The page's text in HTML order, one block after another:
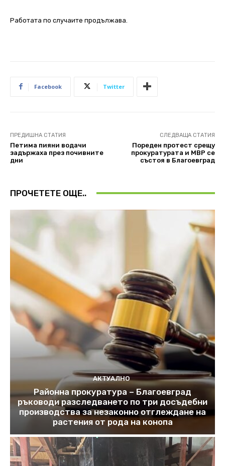
Работата по случаите продължава.
Facebook Twitter
ПРЕДИШНА СТАТИЯ
Петима пияни водачи
задържаха през почивните
дни
СЛЕДВАЩА СТАТИЯ
Пореден протест срещу
прокуратурата и МВР се
състоя в Благоевград
ПРОЧЕТЕТЕ ОЩЕ..
АКТУАЛНО
Районна прокуратура – Благоевград
ръководи разследването по три досъдебни
производства за незаконно отглеждане на
растения от рода на конопа